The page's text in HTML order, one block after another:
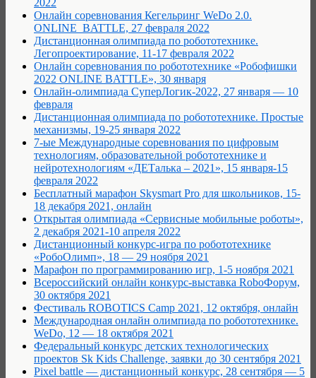
2022
Онлайн соревнования Кегельринг WeDo 2.0.
ONLINE_BATTLE, 27 февраля 2022
Дистанционная олимпиада по робототехнике.
Легопроектирование, 11-17 февраля 2022
Онлайн соревнования по робототехнике «Робофишки
2022 ONLINE BATTLE», 30 января
Онлайн-олимпиада СуперЛогик-2022, 27 января — 10
февраля
Дистанционная олимпиада по робототехнике. Простые
механизмы, 19-25 января 2022
7-ые Международные соревнования по цифровым
технологиям, образовательной робототехнике и
нейротехнологиям «ДЕТалька – 2021», 15 января-15
февраля 2022
Бесплатный марафон Skysmart Pro для школьников, 15-
18 декабря 2021, онлайн
Открытая олимпиада «Сервисные мобильные роботы»,
2 декабря 2021-10 апреля 2022
Дистанционный конкурс-игра по робототехнике
«РобоОлимп», 18 — 29 ноября 2021
Марафон по программированию игр, 1-5 ноября 2021
Всероссийский онлайн конкурс-выставка RoboФорум,
30 октября 2021
Фестиваль ROBOTICS Camp 2021, 12 октября, онлайн
Международная онлайн олимпиада по робототехнике.
WeDo, 12 — 18 октября 2021
Федеральный конкурс детских технологических
проектов Sk Kids Challenge, заявки до 30 сентября 2021
Pixel battle — дистанционный конкурс, 28 сентября — 5